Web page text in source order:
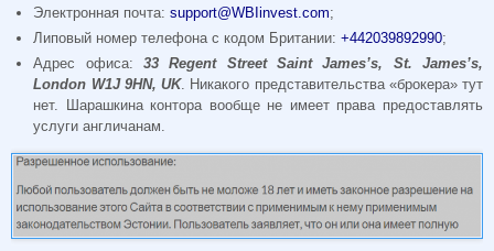
Электронная почта:support@WBIinvest.com;
Липовый номер телефона с кодом Британии:+442039892990;
Адрес офиса:33 Regent Street Saint James’s, St. James’s,
London W1J 9HN, UK. Никакого представительства «брокера» тут
нет. Шарашкина контора вообще не имеет права предоставлять
услуги англичанам.